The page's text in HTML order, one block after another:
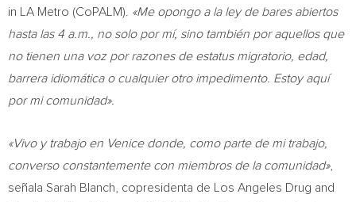
in LA Metro (CoPALM). «Me opongo a la ley de bares abiertos
hasta las 4 a.m.
, no solo por mí, sino también por aquellos que
no tienen una voz por razones de estatus migratorio, edad,
barrera idiomática o cualquier otro impedimento. Estoy aquí
por mi comunidad».
«Vivo y trabajo en Venicedonde, como parte de mi trabajo,
converso constantemente con miembros de la comunidad»,
señala Sarah Blanch , copresidenta de Los Angeles Drug and